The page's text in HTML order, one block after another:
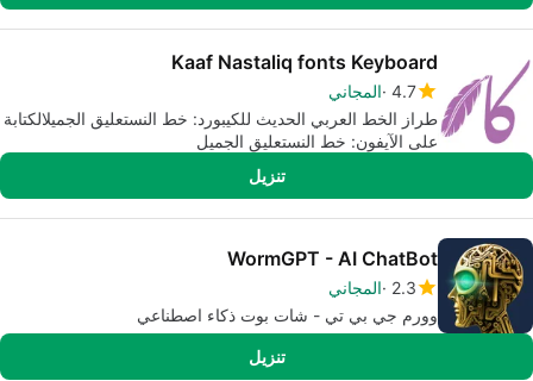
Kaaf Nastaliq fonts Keyboard
4.7 المجاني
طراز الخط العربي الحديث للكيبورد: خط النستعليق الجميلالكتابة
على الآيفون: خط النستعليق الجميل
تنزيل
WormGPT - AI ChatBot
2.3 المجاني
وورم جي بي تي - شات بوت ذكاء اصطناعي
تنزيل